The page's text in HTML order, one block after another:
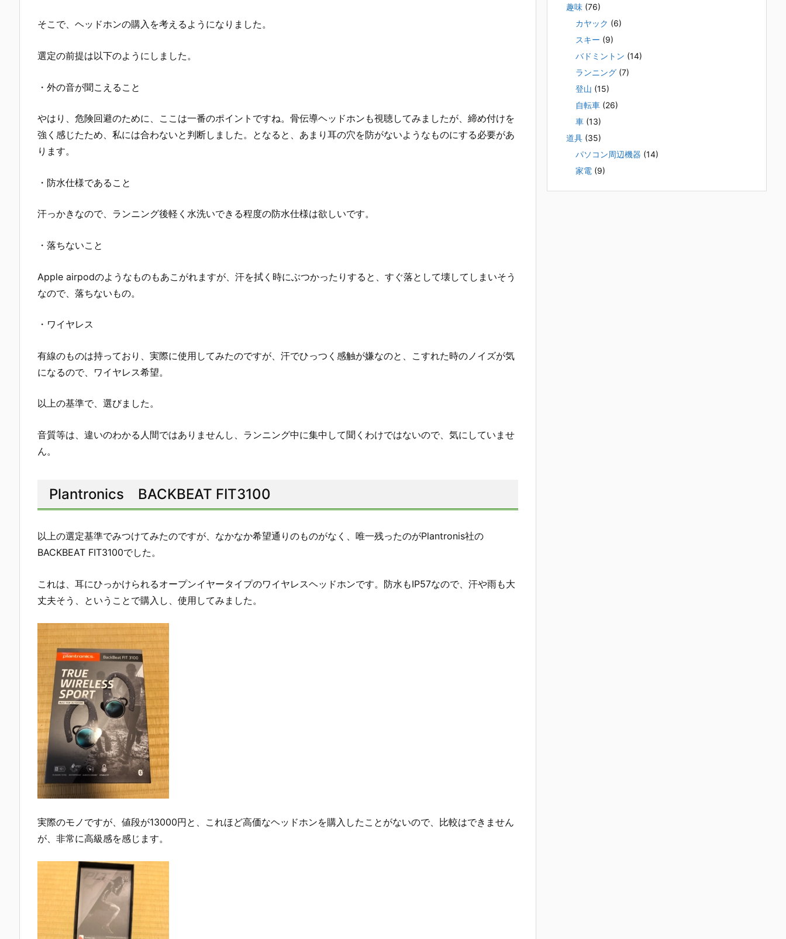
そこで、ヘッドホンの購入を考えるようになりました。
選定の前提は以下のようにしました。
・外の音が聞こえること
やはり、危険回避のために、ここは一番のポイントですね。骨伝導ヘッドホンも視聴してみましたが、締め付けを
強く感じたため、私には合わないと判断しました。となると、あまり耳の穴を防がないようなものにする必要があ
ります。
・防水仕様であること
汗っかきなので、ランニング後軽く水洗いできる程度の防水仕様は欲しいです。
・落ちないこと
Apple airpodのようなものもあこがれますが、汗を拭く時にぶつかったりすると、すぐ落として壊してしまいそう
なので、落ちないもの。
・ワイヤレス
有線のものは持っており、実際に使用してみたのですが、汗でひっつく感触が嫌なのと、こすれた時のノイズが気
になるので、ワイヤレス希望。
以上の基準で、選びました。
音質等は、違いのわかる人間ではありませんし、ランニング中に集中して聞くわけではないので、気にしていませ
ん。
Plantronics BACKBEAT FIT3100
以上の選定基準でみつけてみたのですが、なかなか希望通りのものがなく、唯一残ったのがPlantronis社の
BACKBEAT FIT3100でした。
これは、耳にひっかけられるオープンイヤータイプのワイヤレスヘッドホンです。防水もIP57なので、汗や雨も大
丈夫そう、ということで購入し、使用してみました。
実際のモノですが、値段が13000円と、これほど高価なヘッドホンを購入したことがないので、比較はできません
が、非常に高級感を感じます。
趣味 (76)
カヤック (6)
スキー (9)
バドミントン (14)
ランニング (7)
登山 (15)
自転車 (26)
車 (13)
道具 (35)
パソコン周辺機器 (14)
家電 (9)